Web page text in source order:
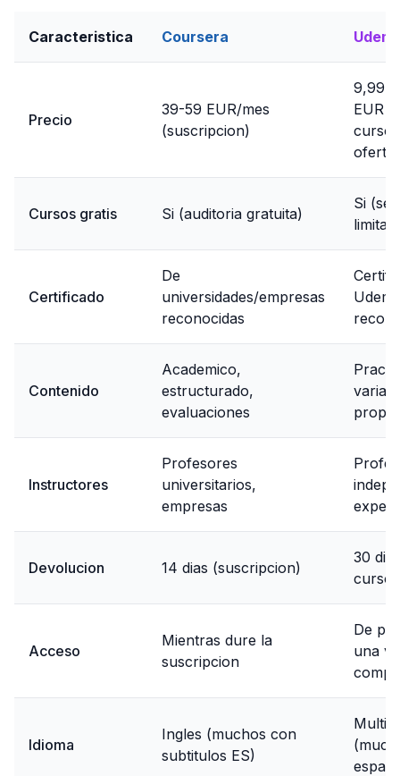
Caracteristica Coursera
Precio
39-59 EUR/mes
(suscripcion)
9,99-
EUR
curso,
oferta)
Cursos gratis Si (auditoria gratuita)
Si
Certificado
De
universidades/empresas
reconocidas
Contenido
Academico,
estructurado,
evaluaciones
propio
Instructores
Profesores
universitarios,
empresas
Devolucion 14 dias (suscripcion)
30
curso)
Acceso
Mientras dure la
suscripcion
De
una
Idioma
Ingles (muchos con
subtitulos ES)